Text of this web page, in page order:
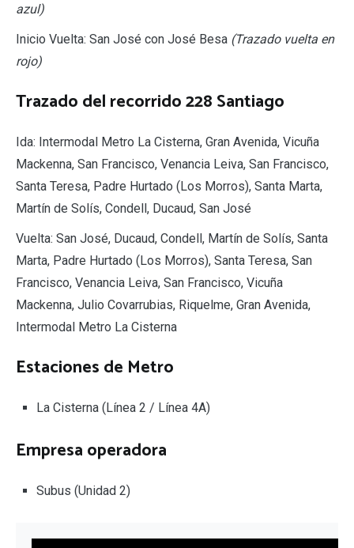
azul)
Inicio Vuelta: San José con José Besa (Trazado vuelta en
rojo)
Trazado del recorrido 228 Santiago
Ida: Intermodal Metro La Cisterna, Gran Avenida, Vicuña
Mackenna, San Francisco, Venancia Leiva, San Francisco,
Santa Teresa, Padre Hurtado (Los Morros), Santa Marta,
Martín de Solís, Condell, Ducaud, San José
Vuelta: San José, Ducaud, Condell, Martín de Solís, Santa
Marta, Padre Hurtado (Los Morros), Santa Teresa, San
Francisco, Venancia Leiva, San Francisco, Vicuña
Mackenna, Julio Covarrubias, Riquelme, Gran Avenida,
Intermodal Metro La Cisterna
Estaciones de Metro
La Cisterna (Línea 2 / Línea 4A)
Empresa operadora
Subus (Unidad 2)